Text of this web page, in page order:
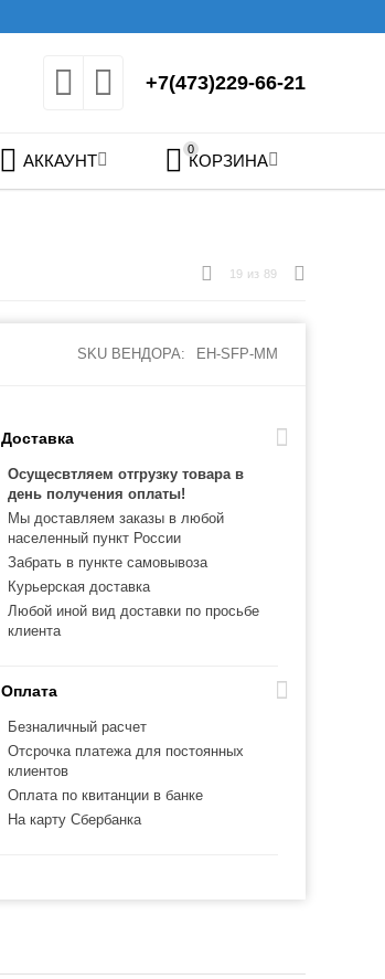
+7(473)229-66-21
0
КОРЗИНА
АККАУНТ
19 из 89
SKU ВЕНДОРА: EH-SFP-MM
Доставка
Осущесвтляем отгрузку товара в
день получения оплаты!
Мы доставляем заказы в любой
населенный пункт России
Забрать в пункте самовывоза
Курьерская доставка
Любой иной вид доставки по просьбе
клиента
Оплата
Безналичный расчет
Отсрочка платежа для постоянных
клиентов
Оплата по квитанции в банке
На карту Сбербанка